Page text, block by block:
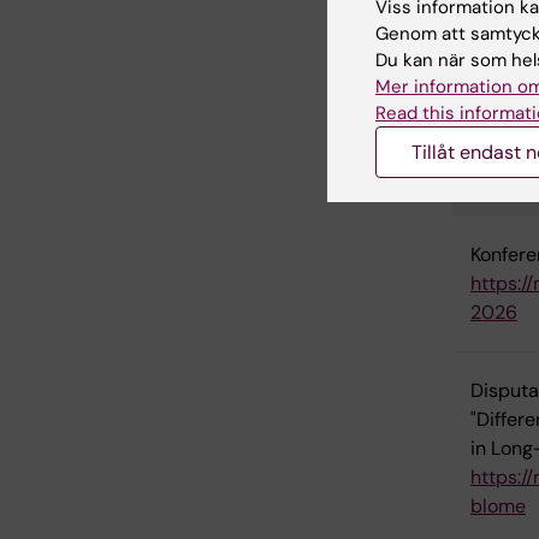
Juni
2026
in
https://
blome
Viss information
Genom att
Du kan när som
Mer information
Read this
Tillåt endast